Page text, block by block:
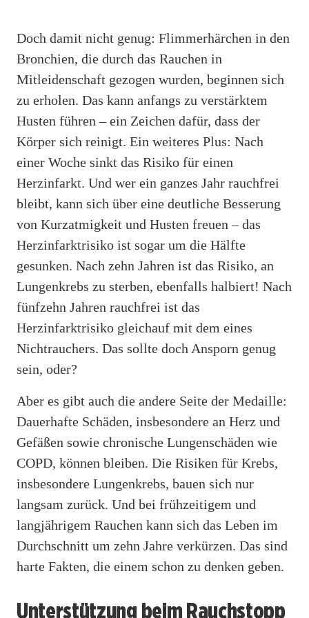
Doch damit nicht genug: Flimmerhärchen in den
Bronchien, die durch das Rauchen in
Mitleidenschaft gezogen wurden, beginnen sich
zu erholen. Das kann anfangs zu verstärktem
Husten führen – ein Zeichen dafür, dass der
Körper sich reinigt. Ein weiteres Plus: Nach
einer Woche sinkt das Risiko für einen
Herzinfarkt. Und wer ein ganzes Jahr rauchfrei
bleibt, kann sich über eine deutliche Besserung
von Kurzatmigkeit und Husten freuen – das
Herzinfarktrisiko ist sogar um die Hälfte
gesunken. Nach zehn Jahren ist das Risiko, an
Lungenkrebs zu sterben, ebenfalls halbiert! Nach
fünfzehn Jahren rauchfrei ist das
Herzinfarktrisiko gleichauf mit dem eines
Nichtrauchers. Das sollte doch Ansporn genug
sein, oder?
Aber es gibt auch die andere Seite der Medaille:
Dauerhafte Schäden, insbesondere an Herz und
Gefäßen sowie chronische Lungenschäden wie
COPD, können bleiben. Die Risiken für Krebs,
insbesondere Lungenkrebs, bauen sich nur
langsam zurück. Und bei frühzeitigem und
langjährigem Rauchen kann sich das Leben im
Durchschnitt um zehn Jahre verkürzen. Das sind
harte Fakten, die einem schon zu denken geben.
Unterstützung beim Rauchstopp